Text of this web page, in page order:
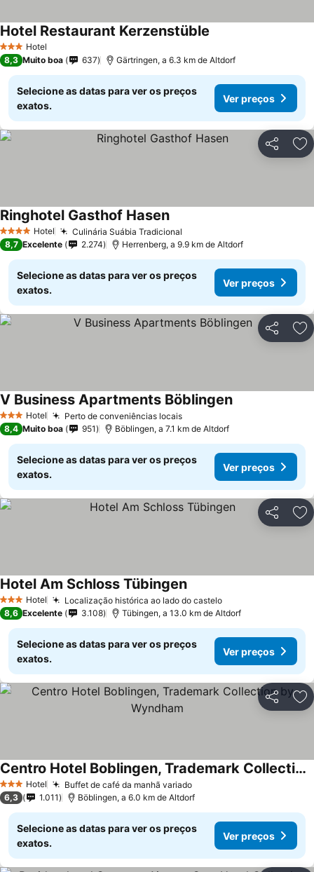
3 EstrelasHotel
Hotel Restaurant Kerzenstüble
8,3 Muito boa 637 Gärtringen, a 6.3 km de Altdorf
Selecione as datas para ver os preços
exatos.
Ver preços
Partilhar
4 EstrelasHotel Culinária Suábia Tradicional
Ringhotel Gasthof HasenVer preços
8,7 Excelente 2.274 Herrenberg, a 9.9 km de Altdorf
Selecione as datas para ver os preços
exatos.
Ver preços
Partilhar
3 EstrelasHotel Perto de conveniências locaisVer preços
V Business Apartments BöblingenVer preços
8,4 Muito boa 951 Böblingen, a 7.1 km de Altdorf
Selecione as datas para ver os preços
exatos.
Ver preços
Partilhar
3 EstrelasHotel Localização histórica ao lado do casteloVer preços
Hotel Am Schloss TübingenVer preços
8,6 Excelente 3.108 Tübingen, a 13.0 km de Altdorf
Selecione as datas para ver os preços
exatos.
Ver preços
Partilhar
3 EstrelasHotel Buffet de café da manhã variadoVer preços
Centro Hotel Boblingen, Trademark Collection by Wyndham
Ver preços
6,3 1.011 Böblingen, a 6.0 km de Altdorf
Selecione as datas para ver os preços
exatos.
Ver preços